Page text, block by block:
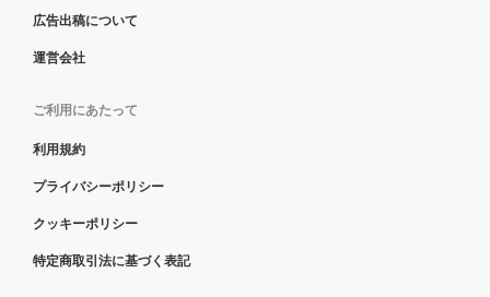
広告出稿について
運営会社
ご利用にあたって
利用規約
プライバシーポリシー
クッキーポリシー
特定商取引法に基づく表記